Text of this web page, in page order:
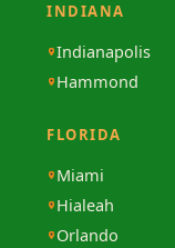
INDIANA
Indianapolis
Hammond
FLORIDA
Miami
Hialeah
Orlando